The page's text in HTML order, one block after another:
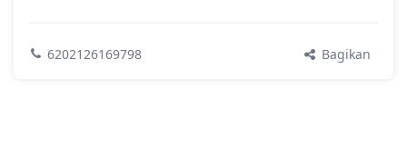
6202126169798 Bagikan